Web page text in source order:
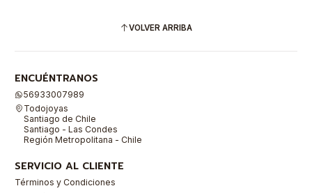
VOLVER ARRIBA
ENCUÉNTRANOS
56933007989
Todojoyas
Santiago de Chile
Santiago - Las Condes
Región Metropolitana - Chile
SERVICIO AL CLIENTE
Términos y Condiciones